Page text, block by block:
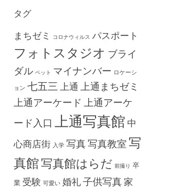
タグ
まちゼミ コロナウィルス パスポート
フォトスタジオ ブライ
ダル ペット マイナンバー ロケーシ
ョン 七五三 上通
上通まちゼミ
上通アーケード
上通アーケ
ード入口
上通写真館 中
心商店街 入学 写真 写真教室 写
真館 写真館はらだ 前撮り 卒
業 受験 可愛い 婚礼 子供写真 家